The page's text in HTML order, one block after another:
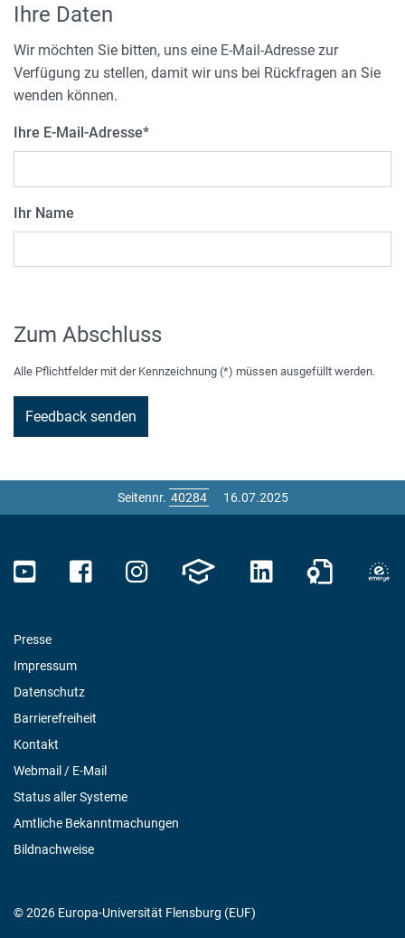
Ihre Daten
Wir möchten Sie bitten, uns eine E-Mail-Adresse zur
Verfügung zu stellen, damit wir uns bei Rückfragen an Sie
wenden können.
Ihre E-Mail-Adresse*
Ihr Name
Zum Abschluss
Alle Pflichtfelder mit der Kennzeichnung (*) müssen ausgefüllt werden.
Seitennr. 16.07.2025
Presse
Impressum
Datenschutz
Barrierefreiheit
Kontakt
Webmail / E-Mail
Status aller Systeme
Amtliche Bekanntmachungen
Bildnachweise
© 2026 Europa-Universität Flensburg (EUF)